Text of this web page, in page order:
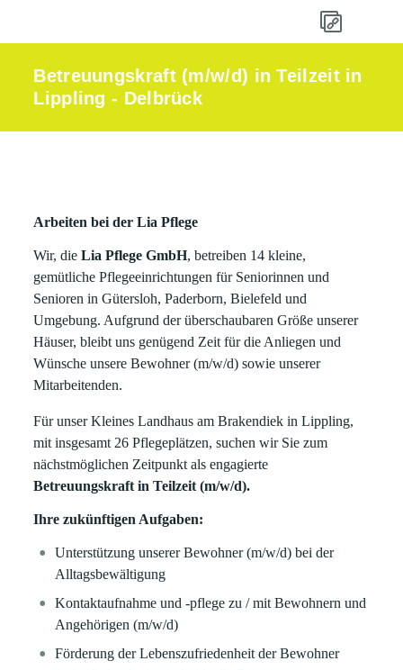
Betreuungskraft (m/w/d) in Teilzeit in
Lippling - Delbrück
Arbeiten bei der Lia Pflege
Wir, die Lia Pflege GmbH, betreiben 14 kleine,
gemütliche Pflegeeinrichtungen für Seniorinnen und
Senioren in Gütersloh, Paderborn, Bielefeld und
Umgebung. Aufgrund der überschaubaren Größe unserer
Häuser, bleibt uns genügend Zeit für die Anliegen und
Wünsche unsere Bewohner (m/w/d) sowie unserer
Mitarbeitenden.
Für unser Kleines Landhaus am Brakendiek in Lippling,
mit insgesamt 26 Pflegeplätzen, suchen wir Sie zum
nächstmöglichen Zeitpunkt als engagierte
Betreuungskraft in Teilzeit (m/w/d).
Ihre zukünftigen Aufgaben:
Unterstützung unserer Bewohner (m/w/d) bei der
Alltagsbewältigung
Kontaktaufnahme und -pflege zu / mit Bewohnern und
Angehörigen (m/w/d)
Förderung der Lebenszufriedenheit der Bewohner